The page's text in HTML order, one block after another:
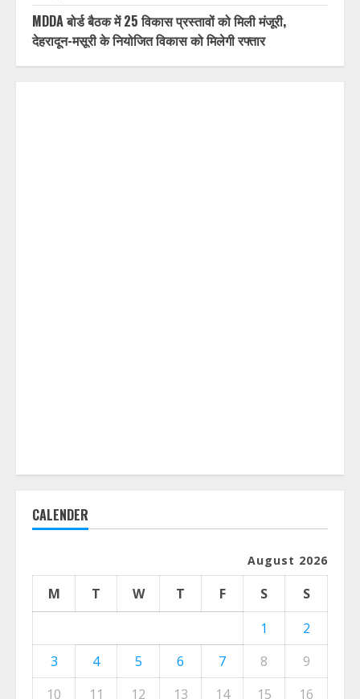
MDDA बोर्ड बैठक में 25 विकास प्रस्तावों को मिली मंजूरी,
देहरादून-मसूरी के नियोजित विकास को मिलेगी रफ्तार
CALENDER
August 2026
M T W T F S
S
1
2
3
4 5 6 7 8
9
10
11 12 13 14 15 16